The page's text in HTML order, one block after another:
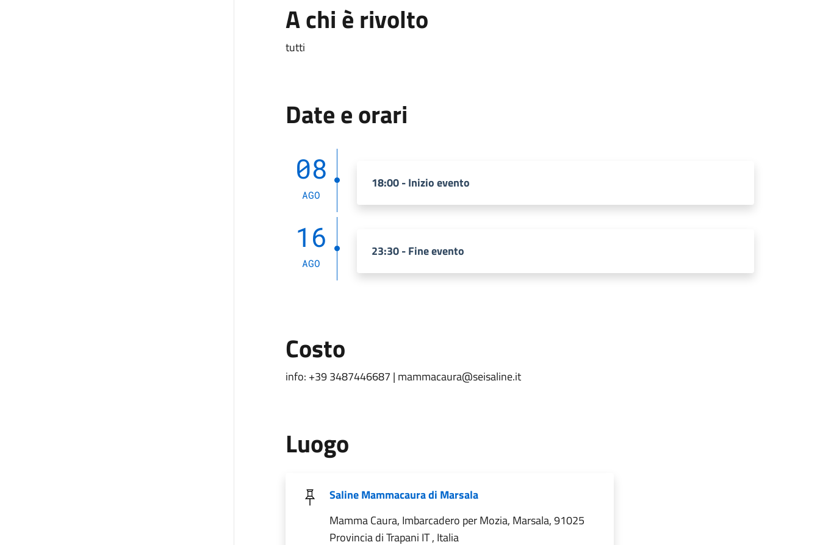
A chi è rivolto
tutti
Date e orari
08
AGO
18:00 - Inizio evento
16
AGO
23:30 - Fine evento
Costo
info: +39 3487446687 | mammacaura@seisaline.it
Luogo
Saline Mammacaura di Marsala
Mamma Caura, Imbarcadero per Mozia, Marsala, 91025
Provincia di Trapani IT , Italia